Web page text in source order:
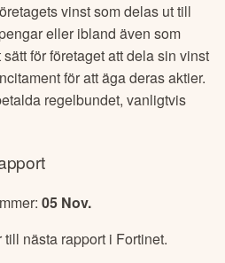
vinst som delas ut till
eller ibland även som
för företaget att dela sin vinst
för att äga deras aktier.
regelbundet, vanligtvis
05 Nov.
till nästa rapport i Fortinet.